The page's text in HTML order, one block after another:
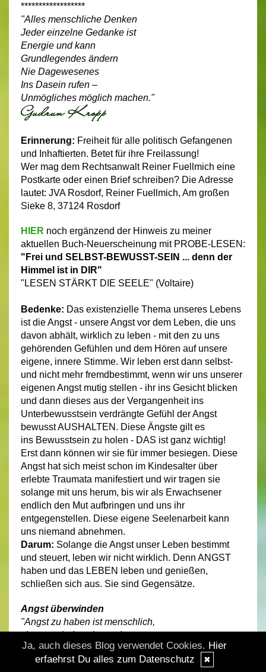
******************
"Alles menschliche Denken
Jeder einzelne Gedanke ist
Energie und kann
Grundlegendes ändern
Nie Dagewesenes
Ins Dasein rufen –
Unmögliches möglich machen."
Erinnerung: Freiheit für alle politisch Gefangenen
und Inhaftierten. Betet für ihre Freilassung!
Wer mag dem Rechtsanwalt Reiner Fuellmich eine
Postkarte oder einen Brief schreiben? Die Adresse
lautet: JVA Rosdorf, Reiner Fuellmich, Am großen
Sieke 8, 37124 Rosdorf
HIER noch ergänzend der Hinweis zu meiner
aktuellen Buch-Neuerscheinung mit PROBE-LESEN:
"Frei und SELBST-BEWUSST-SEIN ... denn der
Himmel ist in DIR"
"LESEN STÄRKT DIE SEELE" (Voltaire)
Bedenke: Das existenzielle Thema unseres Lebens
ist die Angst - unsere Angst vor dem Leben, die uns
davon abhält, wirklich zu leben - mit den zu uns
gehörenden Gefühlen und dem Hören auf unsere
eigene, innere Stimme. Wir leben erst dann selbst-
und nicht mehr fremdbestimmt, wenn wir uns unserer
eigenen Angst mutig stellen - ihr ins Gesicht blicken
und dann dieses aus der Vergangenheit ins
Unterbewusstsein verdrängte Gefühl der Angst
bewusst AUSHALTEN. Diese Ängste gilt es
ins Bewusstsein zu holen - DAS ist ganz wichtig!
Erst dann können wir sie für immer besiegen. Diese
Angst hat sich meist schon im Kindesalter über
erlebte Traumata manifestiert und wir tragen sie
solange mit uns herum, bis wir als Erwachsener
endlich den Mut aufbringen und uns ihr
entgegenstellen. Diese eigene Seelenarbeit kann
uns niemand abnehmen.
Darum: Solange die Angst unser Leben bestimmt
und steuert, leben wir nicht wirklich. Denn ANGST
haben und das LEBEN leben und genießen,
schließen sich aus. Sie sind Gegensätze.
Angst überwinden
"Angst zu haben ist menschlich,
sie auszuhalten, ist stark,
sie zu überwinden, ist göttlich."
Ja, auch dieses Blog verwendet Cookies. Hier
erfaehrst Du alles zum Datenschutz
✖